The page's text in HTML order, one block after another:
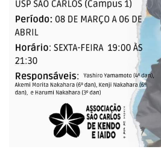
Extensão à Comunidade
Projetos, Programas e Cursos
Artes, Cultura e Esportes
Museus e Espaços Interativos
Serviços
Bibliotecas
Apoio ao Estudante
Segurança, Trânsito e Prevenção
RH, Administrativo e Financeiro
Outros serviços